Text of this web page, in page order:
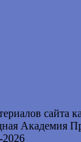
сайта
Академия
2026